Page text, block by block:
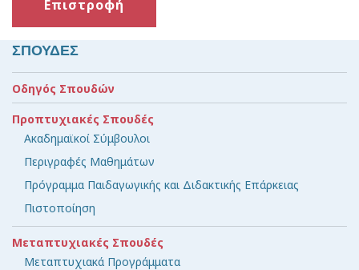
Επιστροφή
ΣΠΟΥΔΕΣ
Οδηγός Σπουδών
Προπτυχιακές Σπουδές
Ακαδημαϊκοί Σύμβουλοι
Περιγραφές Μαθημάτων
Πρόγραμμα Παιδαγωγικής και Διδακτικής Επάρκειας
Πιστοποίηση
Μεταπτυχιακές Σπουδές
Μεταπτυχιακά Προγράμματα